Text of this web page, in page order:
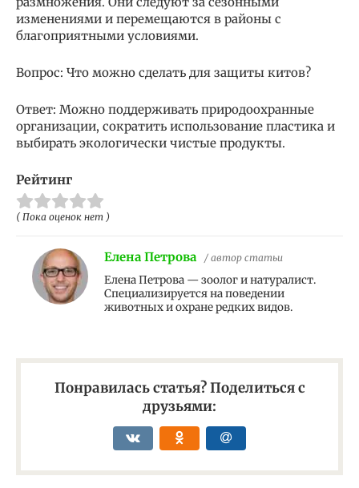
изменениями и перемещаются в районы с
благоприятными условиями.
Вопрос: Что можно сделать для защиты китов?
Ответ: Можно поддерживать природоохранные
организации, сократить использование пластика и
выбирать экологически чистые продукты.
Рейтинг
( Пока оценок нет )
Елена Петрова / автор статьи
Елена Петрова — зоолог и натуралист.
Специализируется на поведении
животных и охране редких видов.
Понравилась статья? Поделиться с
друзьями: